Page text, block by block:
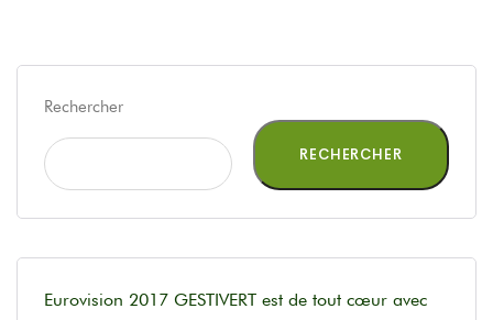
Rechercher
RECHERCHER
Eurovision 2017 GESTIVERT est de tout cœur avec